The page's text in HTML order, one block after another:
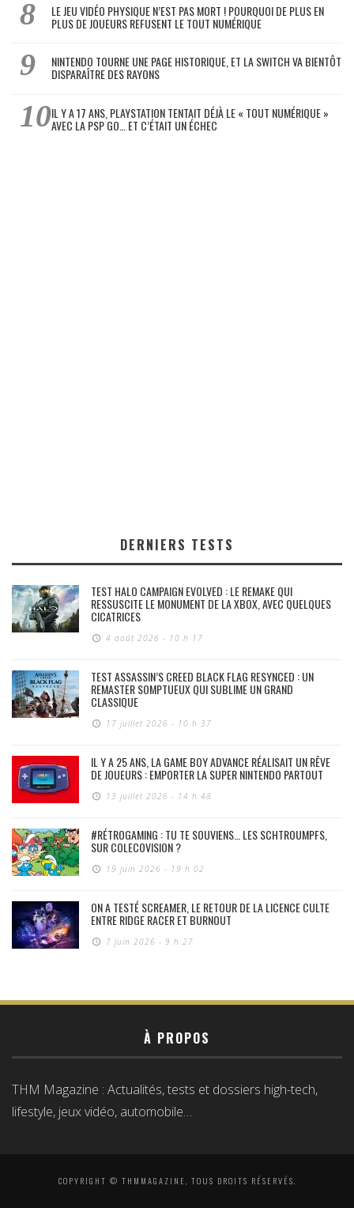
LE JEU VIDÉO PHYSIQUE N’EST PAS MORT ! POURQUOI DE PLUS EN
PLUS DE JOUEURS REFUSENT LE TOUT NUMÉRIQUE
NINTENDO TOURNE UNE PAGE HISTORIQUE, ET LA SWITCH VA BIENTÔT
DISPARAÎTRE DES RAYONS
IL Y A 17 ANS, PLAYSTATION TENTAIT DÉJÀ LE « TOUT NUMÉRIQUE »
AVEC LA PSP GO… ET C’ÉTAIT UN ÉCHEC
DERNIERS TESTS
TEST HALO CAMPAIGN EVOLVED : LE REMAKE QUI
RESSUSCITE LE MONUMENT DE LA XBOX, AVEC QUELQUES
CICATRICES
4 août 2026 - 10 h 17
TEST ASSASSIN’S CREED BLACK FLAG RESYNCED : UN
REMASTER SOMPTUEUX QUI SUBLIME UN GRAND
CLASSIQUE
17 juillet 2026 - 10 h 37
IL Y A 25 ANS, LA GAME BOY ADVANCE RÉALISAIT UN RÊVE
DE JOUEURS : EMPORTER LA SUPER NINTENDO PARTOUT
13 juillet 2026 - 14 h 48
#RÉTROGAMING : TU TE SOUVIENS… LES SCHTROUMPFS,
SUR COLECOVISION ?
19 juin 2026 - 19 h 02
ON A TESTÉ SCREAMER, LE RETOUR DE LA LICENCE CULTE
ENTRE RIDGE RACER ET BURNOUT
7 juin 2026 - 9 h 27
À PROPOS
THM Magazine : Actualités, tests et dossiers high-tech,
lifestyle, jeux vidéo, automobile…
COPYRIGHT © THMMAGAZINE, TOUS DROITS RÉSERVÉS.